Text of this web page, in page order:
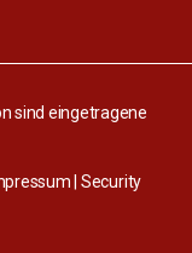
sind eingetragene
| Security